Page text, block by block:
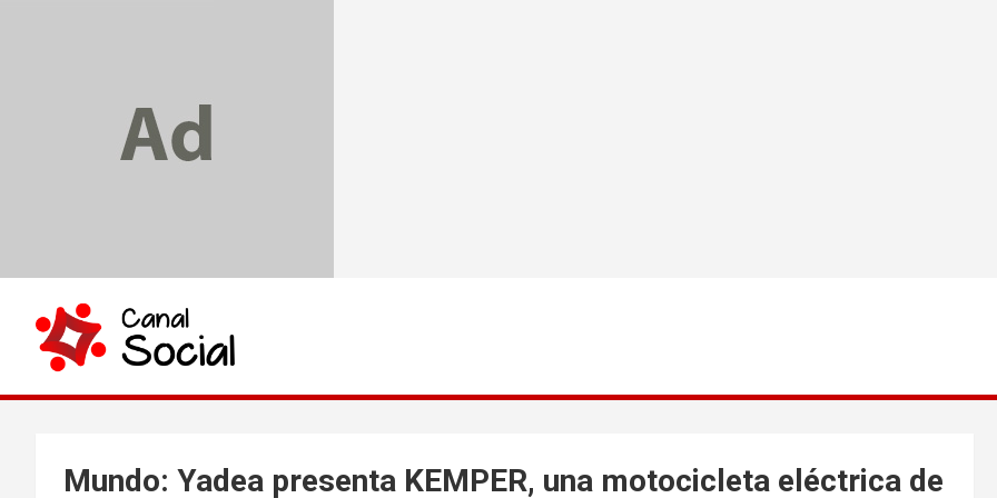
content
Canal Social
Mundo: Yadea presenta KEMPER, una motocicleta eléctrica de